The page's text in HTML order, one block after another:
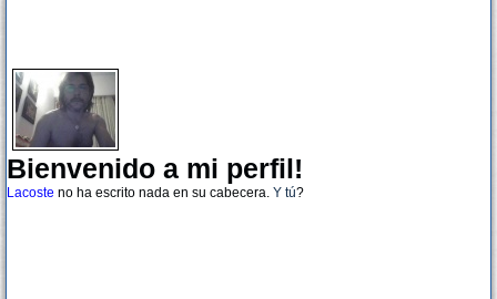
Bienvenido a mi perfil!
Lacoste no ha escrito nada en su cabecera. Y tú?